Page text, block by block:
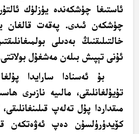
چۈشكەن ئىدى. پەقەت قالغان
خالتىلىقنىڭ بەدىلى
ئۇنى تېپىش بىلەن مەشغۇل
بۇ ئەسنادا سارايدا
تۇيۇلغانلىقى، مالىيە نازىرى
مىقداردا پۇل تەلەپ
كۆيدۈرۈلسۇن دەپ ئەۋەتكەن